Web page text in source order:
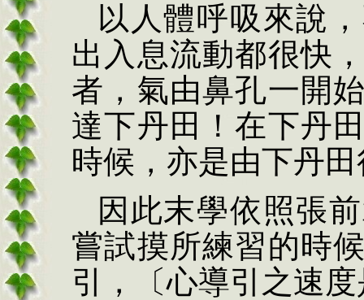
以人體呼吸來說
出入息流動都很快
者，氣由鼻孔一開
達下丹田！在下丹
時候，亦是由下丹
因此末學依照張
嘗試摸所練習的時
引，〔心導引之速